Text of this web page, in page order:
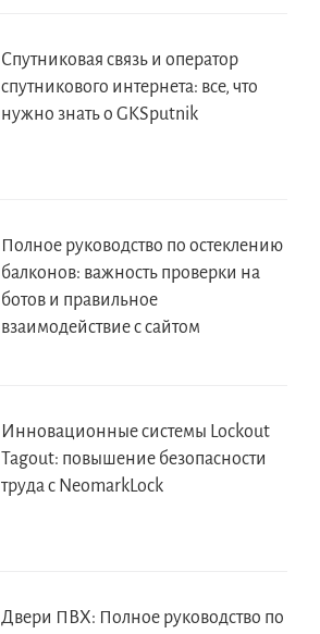
Спутниковая связь и оператор
спутникового интернета: все, что
нужно знать о GKSputnik
Полное руководство по остеклению
балконов: важность проверки на
ботов и правильное
взаимодействие с сайтом
Инновационные системы Lockout
Tagout: повышение безопасности
труда с NeomarkLock
Двери ПВХ: Полное руководство по